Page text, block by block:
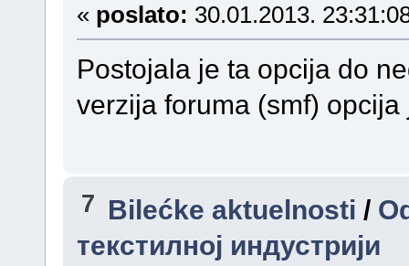
« poslato: 30.01.2013.
Postojala je ta opcija do
verzija foruma (smf) opcija
7 Bilećke aktuelnosti /
текстилној индустрији